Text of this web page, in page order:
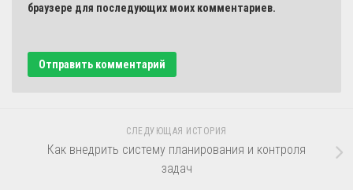
браузере для последующих моих комментариев.
СЛЕДУЮЩАЯ ИСТОРИЯ
Как внедрить систему планирования и контроля
задач